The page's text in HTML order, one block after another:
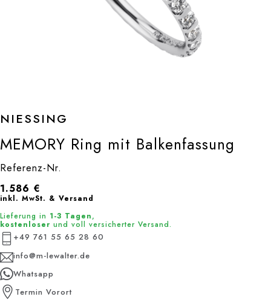
NIESSING
MEMORY Ring mit Balkenfassung
Referenz-Nr.
1.586 €
inkl. MwSt. & Versand
Lieferung in 1-3 Tagen,
kostenloser und voll versicherter Versand.
+49 761 55 65 28 60
info@m-lewalter.de
Whatsapp
Termin Vorort